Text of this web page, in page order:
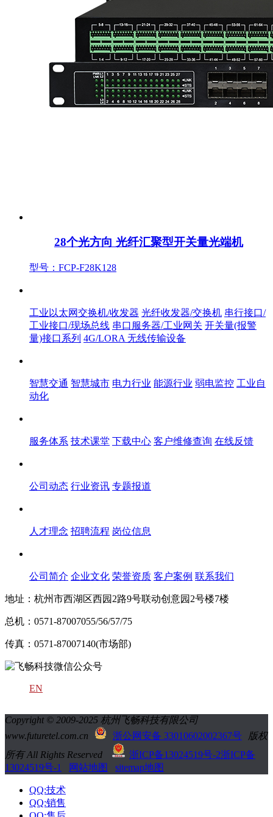
28个光方向 光纤汇聚型开关量光端机
型号：FCP-F28K128
工业以太网交换机/收发器 光纤收发器/交换机 串行接口/
工业接口/现场总线 串口服务器/工业网关 开关量(报警
量)接口系列 4G/LORA 无线传输设备
智慧交通 智慧城市 电力行业 能源行业 弱电监控 工业自
动化
服务体系 技术课堂 下载中心 客户维修查询 在线反馈
公司动态 行业资讯 专题报道
人才理念 招聘流程 岗位信息
公司简介 企业文化 荣誉资质 客户案例 联系我们
地址：杭州市西湖区西园2路9号联动创意园2号楼7楼
总机：0571-87007055/56/57/75
传真：0571-87007140(市场部)
EN
Copyright © 2009-2025 杭州飞畅科技有限公司
www.futuretel.com.cn
浙公网安备 33010602002367号
版权
所有 All Rights Reserved
浙ICP备13024519号-2浙ICP备
13024519号-1
网站地图 sitemap地图
QQ:技术
QQ:销售